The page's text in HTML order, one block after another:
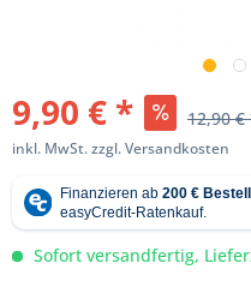
9,90 € * 12,90
inkl. MwSt.zzgl. Versandkosten
Sofort versandfertig,